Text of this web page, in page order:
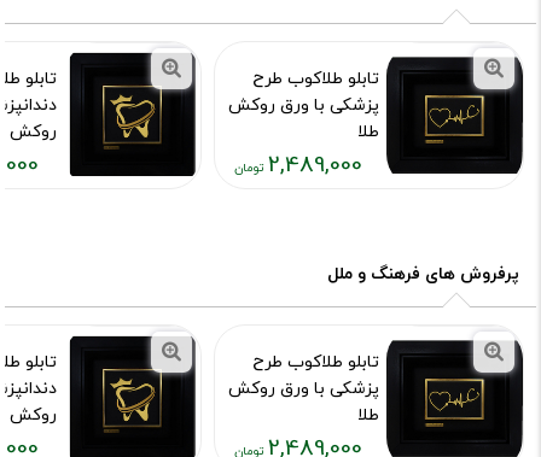
تابلو طلاکوب طرح
پزشکی با ورق روکش
طلا
کد محصول :7537
2,489,000
تومان
تابلو
روکش طلای
کد محصول
پرفروش های فرهنگ و ملل
تابلو طلاکوب طرح
پزشکی با ورق روکش
طلا
کد محصول :7537
2,489,000
تابلو
روکش طلای
کد محصول